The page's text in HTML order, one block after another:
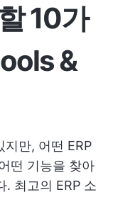
10가
&
지만, 어떤 ERP
떤 기능을 찾아
. 최고의 ERP 소